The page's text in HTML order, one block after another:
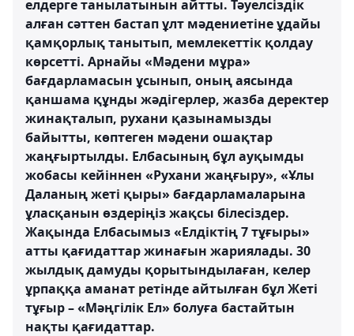
елдерге танылатынын айтты. Тәуелсіздік
алған сәттен бастап ұлт мәдениетіне ұдайы
қамқорлық танытып, мемлекеттік қолдау
көрсетті. Арнайы «Мәдени мұра»
бағдарламасын ұсынып, оның аясында
қаншама құнды жәдігерлер, жазба деректер
жинақталып, рухани қазынамызды
байытты, көптеген мәдени ошақтар
жаңғыртылды. Елбасының бұл ауқымды
жобасы кейіннен «Рухани жаңғыру», «Ұлы
Даланың жеті қыры» бағдарламаларына
ұласқанын өздеріңіз жақсы білесіздер.
Жақында Елбасымыз «Елдіктің 7 тұғыры»
атты қағидаттар жинағын жариялады. 30
жылдық дамуды қорытындылаған, келер
ұрпаққа аманат ретінде айтылған бұл Жеті
тұғыр – «Мәңгілік Ел» болуға бастайтын
нақты қағидаттар.